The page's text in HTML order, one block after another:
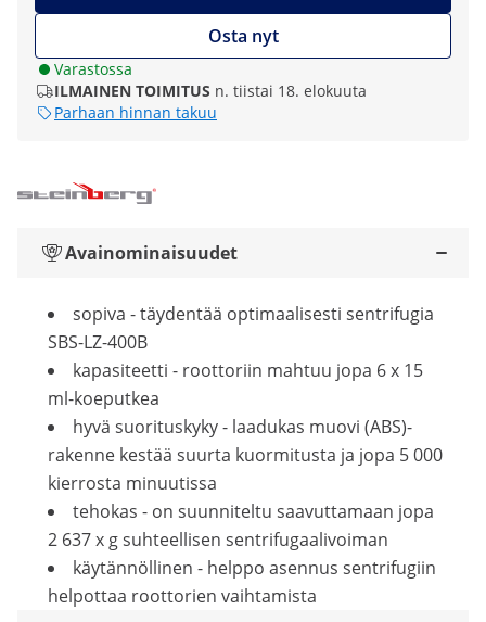
Osta nyt
Varastossa
ILMAINEN TOIMITUS n. tiistai 18. elokuuta
Parhaan hinnan takuu
Avainominaisuudet
sopiva - täydentää optimaalisesti sentrifugia
SBS-LZ-400B
kapasiteetti - roottoriin mahtuu jopa 6 x 15
ml-koeputkea
hyvä suorituskyky - laadukas muovi (ABS)-
rakenne kestää suurta kuormitusta ja jopa 5 000
kierrosta minuutissa
tehokas - on suunniteltu saavuttamaan jopa
2 637 x g suhteellisen sentrifugaalivoiman
käytännöllinen - helppo asennus sentrifugiin
helpottaa roottorien vaihtamista